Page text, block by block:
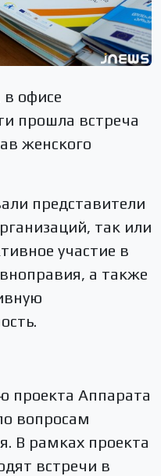
в офисе
прошла встреча
женского
представители
так или
участие в
а также
проекта Аппарата
вопросам
В рамках проекта
встречи в